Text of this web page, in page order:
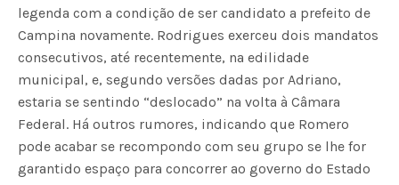
legenda com a condição de ser candidato a prefeito de
Campina novamente. Rodrigues exerceu dois mandatos
consecutivos, até recentemente, na edilidade
municipal, e, segundo versões dadas por Adriano,
estaria se sentindo “deslocado” na volta à Câmara
Federal. Há outros rumores, indicando que Romero
pode acabar se recompondo com seu grupo se lhe for
garantido espaço para concorrer ao governo do Estado